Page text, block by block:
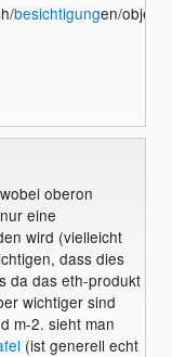
besichtigungen/
oberon
eine
wird (vielleicht
dass dies
da das eth-produkt
wichtiger sind
m-2. sieht man
(ist generell echt